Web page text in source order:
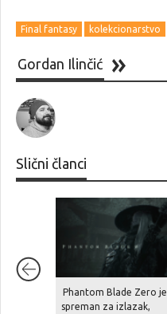
Final fantasy kolekcionarstvo
Gordan Ilinčić
Slični članci
Phantom Blade Zero je
spreman za izlazak,